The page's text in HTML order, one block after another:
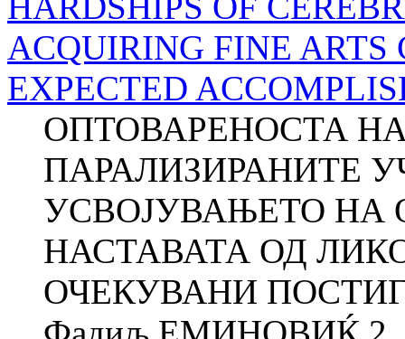
ACQUIRING FINE ARTS
EXPECTED
ОПТОВАРЕНОСТА
ПАРАЛИЗИРАНИТЕ
УСВОЈУВАЊЕТО НА
НАСТАВАТА ОД
ОЧЕКУВАНИ